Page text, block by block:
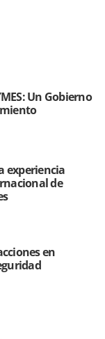
Un Gobierno
experiencia
de
en